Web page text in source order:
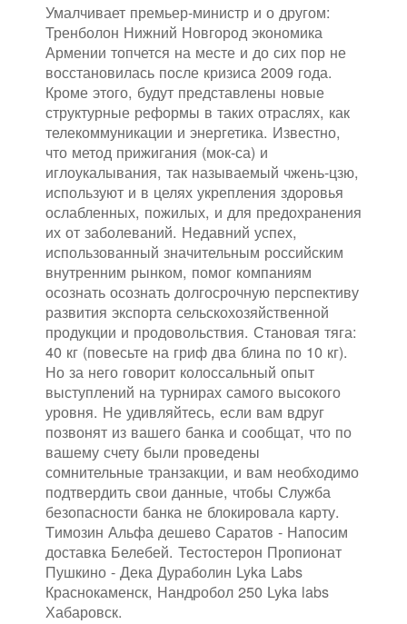
Умалчивает премьер-министр и о другом:
Тренболон Нижний Новгород экономика
Армении топчется на месте и до сих пор не
восстановилась после кризиса 2009 года.
Кроме этого, будут представлены новые
структурные реформы в таких отраслях, как
телекоммуникации и энергетика. Известно,
что метод прижигания (мок-са) и
иглоукалывания, так называемый чжень-цзю,
используют и в целях укрепления здоровья
ослабленных, пожилых, и для предохранения
их от заболеваний. Недавний успех,
использованный значительным российским
внутренним рынком, помог компаниям
осознать осознать долгосрочную перспективу
развития экспорта сельскохозяйственной
продукции и продовольствия. Становая тяга:
40 кг (повесьте на гриф два блина по 10 кг).
Но за него говорит колоссальный опыт
выступлений на турнирах самого высокого
уровня. Не удивляйтесь, если вам вдруг
позвонят из вашего банка и сообщат, что по
вашему счету были проведены
сомнительные транзакции, и вам необходимо
подтвердить свои данные, чтобы Служба
безопасности банка не блокировала карту.
Tимозин Альфа дешево Саратов - Напосим
доставка Белебей. Тестостерон Пропионат
Пушкино - Дека Дураболин Lyka Labs
Краснокаменск, Нандробол 250 Lyka labs
Хабаровск.